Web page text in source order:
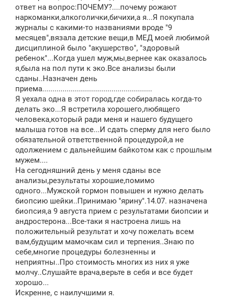
ответ на вопрос:ПОЧЕМУ?....почему рожают
наркоманки,алкоголички,бичихи,а я...Я покупала
журналы с какими-то названиями вроде "9
месяцев",вязала детские вещи,в МЕД моей любимой
дисциплиной было "акушерство", "здоровый
ребенок"...Когда ушел муж,мы,вернее как оказалось
я,была на пол пути к эко.Все анализы были
сданы..Назначен день
приема......................................................
Я уехала одна в этот город,где собиралась когда-то
делать эко...Я встретила хорошего,любящего
человека,который ради меня и нашего будущего
малыша готов на все...И сдать сперму для него было
обязательной ответственной процедурой,а не
одолжением с дальнейшим байкотом как с прошлым
мужем....
На сегодняшний день у меня сданы все
анализы,результаты хорошие,помимо
одного...Мужской гормон повышен и нужно делать
биопсию шейки..Принимаю "ярину".14.07. назначена
биопсия,а 9 августа прием с результатами биопсии и
андростерона...Все-таки я настроена лишь на
положительный результат и хочу пожелать всем
вам,будущим мамочкам сил и терпения..Знаю по
себе,многие процедуры болезненны и
неприятны..Про стоимость многих из них я уже
молчу..Слушайте врача,верьте в себя и все будет
хорошо...
Искренне, с наилучшими я.